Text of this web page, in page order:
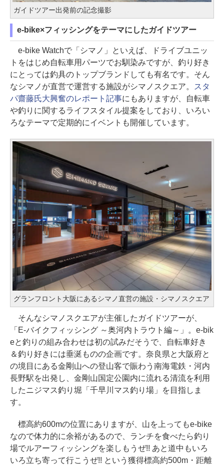
ガイドツアー出発前の記念撮影
e-bike×フィッシングをテーマにしたガイドツアー
e-bike Watchで「シマノ」といえば、ドライブユニッ
トをはじめ自転車用パーツでお馴染みですが、釣り好き
にとっては釣具のトップブランドしても有名です。そん
なシマノが直営で運営する施設がシマノスクエア。
スタ
パ齋藤氏大興奮のレポート記事にもありますが、自転車
や釣りに関するライフスタイル提案をしており、いろい
ろなテーマで定期的にイベントも開催しています。
グランフロント大阪にあるシマノ直営の施設・シマノスクエア
そんなシマノスクエアが主催したガイドツアーが、
「E-バイクフィッシング ～奥河内トラウト編～」。e-bik
eと釣りの組み合わせは初の試みだそうで、自転車好き
＆釣り好きには垂涎ものの企画です。奈良県と大阪府と
の境目にある金剛山への登山客で賑わう南海電鉄・河内
長野駅を出発し、金剛山国定公園内に流れる清流を利用
したニジマス釣り堀「千早川マス釣り場」を目指しま
す。
標高約600mの位置にありますが、山を上ってもe-bike
なので体力的に余裕があるので、ランチを食べたら釣り
場でルアーフィッシングを楽しもうぜ!! あと道中もいろ
いろ立ち寄って行こうぜ!! という獲得標高約500m・距離